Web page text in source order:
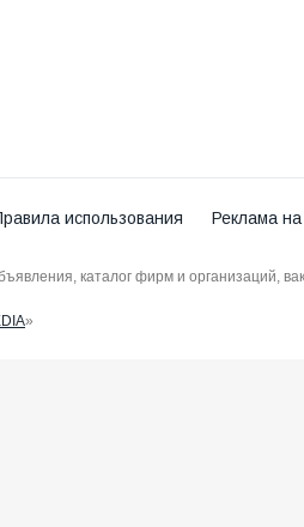
использования Реклама
каталог фирм и организаций,
»